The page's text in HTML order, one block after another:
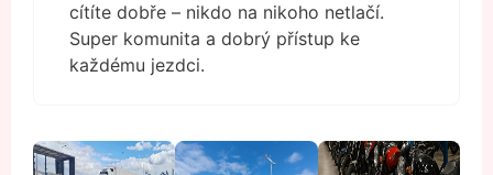
cítíte dobře – nikdo na nikoho netlačí.
Super komunita a dobrý přístup ke
každému jezdci.